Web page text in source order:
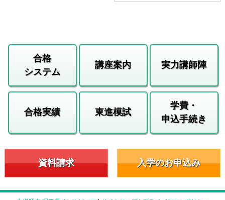
合格
システム
講座案内 実力講師陣
合格実績 東進模試
学費・
申込手続き
資料請求 入学のお申込み